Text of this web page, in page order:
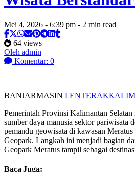
Mei 4, 2026 - 6:39 pm - 2 min read
64 views
Oleh admin
Komentar: 0
BANJARMASIN
Pemerintah Provinsi Kalimantan
sumber daya manusia sektor pariwisata
pemandu geowisata di kawasan
Geopark. Langkah ini menjadi bagian
Geopark Meratus tampil sebagai
Baca Juga: